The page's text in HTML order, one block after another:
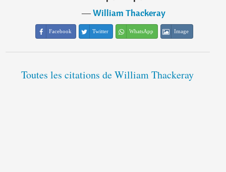
―William Thackeray
Facebook Twitter WhatsApp Image
Toutes les citations de William Thackeray